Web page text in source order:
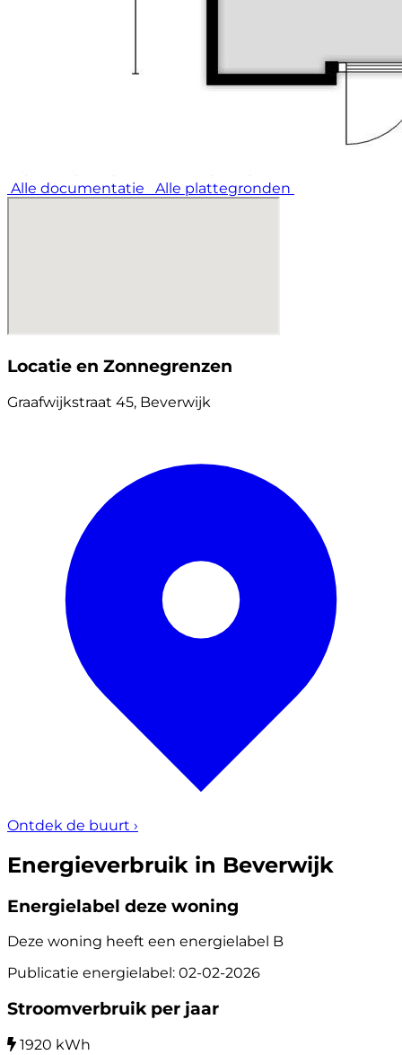
Alle documentatie Alle plattegronden
Locatie en Zonnegrenzen
Graafwijkstraat 45, Beverwijk
Ontdek de buurt ›
Energieverbruik in Beverwijk
Energielabel deze woning
Deze woning heeft een energielabel B
Publicatie energielabel: 02-02-2026
Stroomverbruik per jaar
1920 kWh